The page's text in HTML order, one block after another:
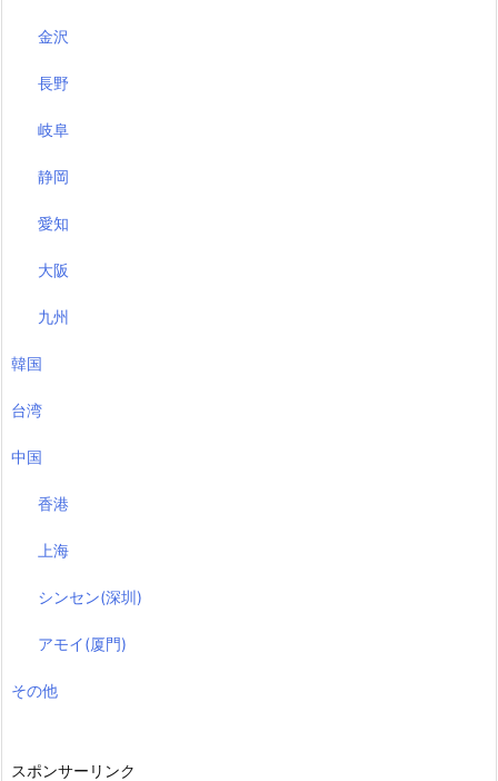
金沢
長野
岐阜
静岡
愛知
大阪
九州
韓国
台湾
中国
香港
上海
シンセン(深圳)
アモイ(厦門)
その他
スポンサーリンク